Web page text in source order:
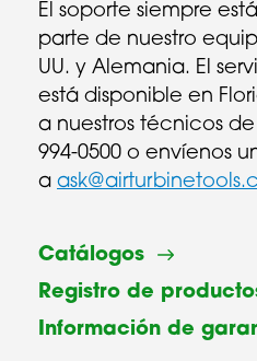
El soporte siempre
parte de nuestro
UU. y Alemania. El
está disponible en
a nuestros técnicos
994-0500 o envíenos
a
Catálogos
Registro de
Información de